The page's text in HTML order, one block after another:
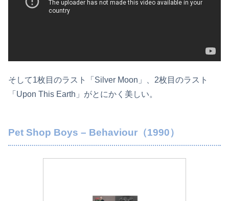
そして1枚目のラスト「Silver Moon」、2枚目のラスト
「Upon This Earth」がとにかく美しい。
Pet Shop Boys – Behaviour（1990）